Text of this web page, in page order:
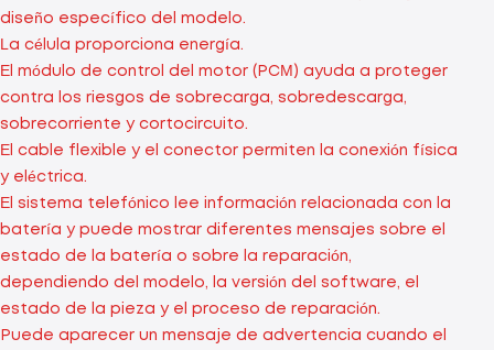
diseño específico del modelo.
La célula proporciona energía.
El módulo de control del motor (PCM) ayuda a proteger
contra los riesgos de sobrecarga, sobredescarga,
sobrecorriente y cortocircuito.
El cable flexible y el conector permiten la conexión física
y eléctrica.
El sistema telefónico lee información relacionada con la
batería y puede mostrar diferentes mensajes sobre el
estado de la batería o sobre la reparación,
dependiendo del modelo, la versión del software, el
estado de la pieza y el proceso de reparación.
Puede aparecer un mensaje de advertencia cuando el